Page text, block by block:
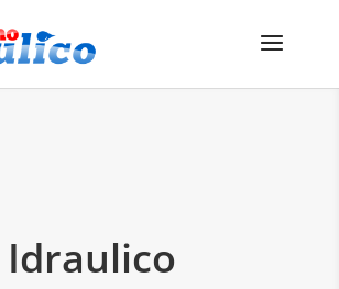
Idraulico